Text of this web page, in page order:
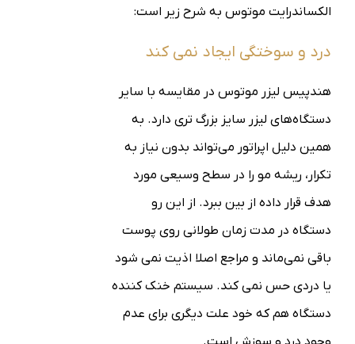
الکساندرایت موتوس به شرح زیر است:
درد و سوختگی ایجاد نمی کند
هندپیس لیزر موتوس در مقایسه با سایر
دستگاه‌های لیزر سایز بزرگ تری دارد. به
همین دلیل اپراتور می‌تواند بدون نیاز به
تکرار، ریشه مو را در سطح وسیعی مورد
هدف قرار داده از بین ببرد. از این رو
دستگاه در مدت زمان طولانی روی پوست
باقی نمی‌ماند و مراجع اصلا اذیت نمی شود
یا دردی حس نمی کند. سیستم خنک کننده
دستگاه هم که خود علت دیگری برای عدم